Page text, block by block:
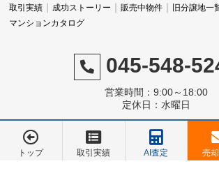
取引実績 成功ストーリー 販売中物件
旧分譲地一
マンションカタログ
045-548-
営業時間：9:00～18:00
定休日：水曜日
トップ 取引実績 AI査定
売